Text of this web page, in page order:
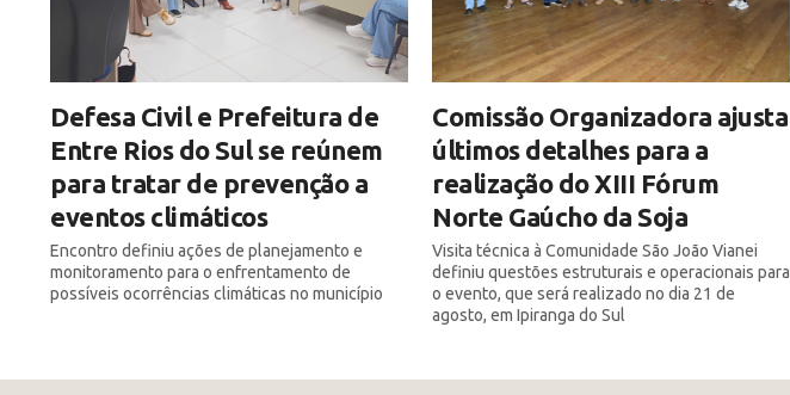
Defesa Civil e Prefeitura de
Entre Rios do Sul se reúnem
para tratar de prevenção a
eventos climáticos
Encontro definiu ações de planejamento e
monitoramento para o enfrentamento de
possíveis ocorrências climáticas no município
Comissão Organizadora ajusta
últimos detalhes para a
realização do XIII Fórum
Norte Gaúcho da Soja
Visita técnica à Comunidade São João Vianei
definiu questões estruturais e operacionais para
o evento, que será realizado no dia 21 de
agosto, em Ipiranga do Sul